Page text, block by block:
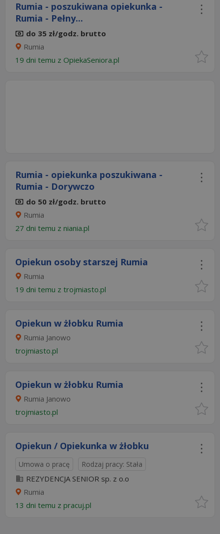
Rumia - poszukiwana opiekunka -
Rumia - Pełny...
do 35 zł/godz. brutto
Rumia
19 dni temu z OpiekaSeniora.pl
Rumia - opiekunka poszukiwana -
Rumia - Dorywczo
do 50 zł/godz. brutto
Rumia
27 dni temu z niania.pl
Opiekun osoby starszej Rumia
Rumia
19 dni temu z trojmiasto.pl
Opiekun w żłobku Rumia
Rumia Janowo
trojmiasto.pl
Opiekun w żłobku Rumia
Rumia Janowo
trojmiasto.pl
Opiekun / Opiekunka w żłobku
Umowa o pracę Rodzaj pracy: Stała
REZYDENCJA SENIOR sp. z o.o
Rumia
13 dni temu z pracuj.pl